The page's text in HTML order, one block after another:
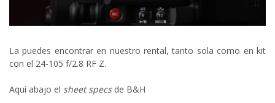
La puedes encontrar en nuestro rental, tanto sola como en kit
con el 24-105 f/2.8 RF Z.
Aquí abajo el sheet specsde B&H